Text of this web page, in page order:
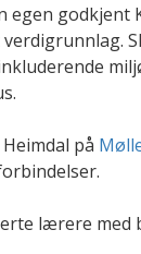
godkjent
på
lærere med